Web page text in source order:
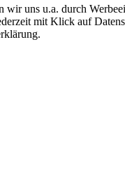
uns u.a. durch
mit Klick auf